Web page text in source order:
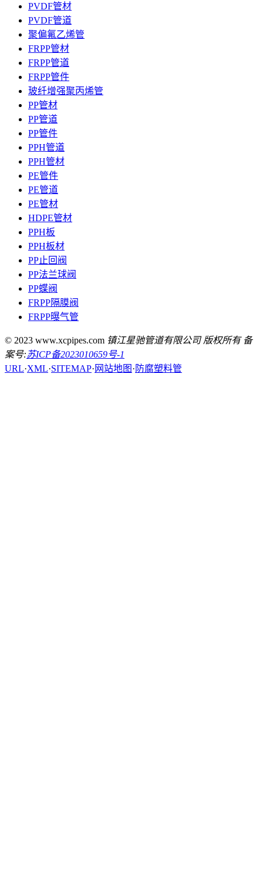
PVDF管材
PVDF管道
聚偏氟乙烯管
FRPP管材
FRPP管道
FRPP管件
玻纤增强聚丙烯管
PP管材
PP管道
PP管件
PPH管道
PPH管材
PE管件
PE管道
PE管材
HDPE管材
PPH板
PPH板材
PP止回阀
PP法兰球阀
PP蝶阀
FRPP隔膜阀
FRPP曝气管
© 2023 www.xcpipes.com 镇江星驰管道有限公司 版权所有 备
案号:苏ICP备2023010659号-1
URL·XML·SITEMAP· 网站地图 · 防腐塑料管